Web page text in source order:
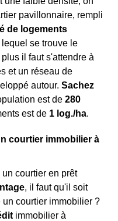
pavillonnaire, rempli
de logements
se trouve le
il faut s'attendre à
et un réseau de
autour. Sachez
est de 280
est de 1 log./ha.
courtier immobilier à
courtier en prêt
, il faut qu'il soit
courtier immobilier ?
immobilier à